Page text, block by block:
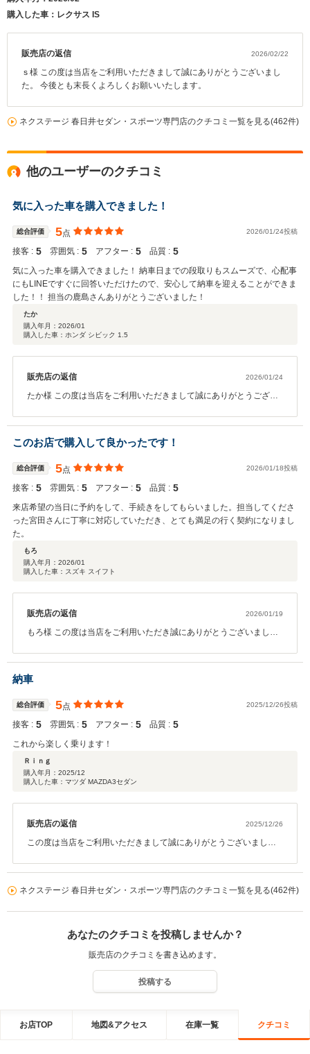
購入した車：レクサス IS
販売店の返信 2026/02/22
ｓ様 この度は当店をご利用いただきまして誠にありがとうございまし
た。 今後とも末長くよろしくお願いいたします。
ネクステージ 春日井セダン・スポーツ専門店のクチコミ一覧を見る(462件)
他のユーザーのクチコミ
気に入った車を購入できました！
総合評価 5点 2026/01/24投稿
接客 : 5 雰囲気 : 5 アフター : 5 品質 : 5
気に入った車を購入できました！ 納車日までの段取りもスムーズで、心配事
にもLINEですぐに回答いただけたので、安心して納車を迎えることができま
した！！ 担当の鹿島さんありがとうございました！
たか
購入年月： 2026/01
購入した車：ホンダ シビック 1.5
販売店の返信 2026/01/24
たか様 この度は当店をご利用いただきまして誠にありがとうござい
このお店で購入して良かったです！
総合評価 5点 2026/01/18投稿
接客 : 5 雰囲気 : 5 アフター : 5 品質 : 5
来店希望の当日に予約をして、手続きをしてもらいました。担当してくださ
った宮田さんに丁寧に対応していただき、とても満足の行く契約になりまし
た。
もろ
購入年月： 2026/01
購入した車：スズキ スイフト
販売店の返信 2026/01/19
もろ様 この度は当店をご利用いただき誠にありがとうございまし
納車
総合評価 5点 2025/12/26投稿
接客 : 5 雰囲気 : 5 アフター : 5 品質 : 5
これから楽しく乗ります！
Ｒｉｎｇ
購入年月： 2025/12
購入した車：マツダ MAZDA3セダン
販売店の返信 2025/12/26
この度は当店をご利用いただきまして誠にありがとうございまし
ネクステージ 春日井セダン・スポーツ専門店のクチコミ一覧を見る(462件)
あなたのクチコミを投稿しませんか？
販売店のクチコミを書き込めます。
投稿する
お店TOP 地図&アクセス 在庫一覧 クチコミ